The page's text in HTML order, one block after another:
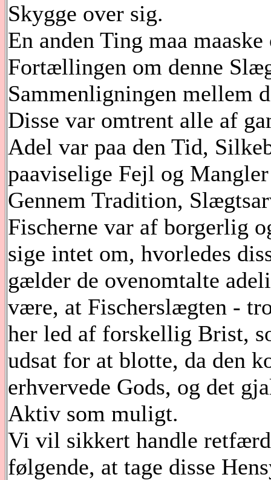
Skygge over sig.
En anden Ting maa
Fortællingen om denne
Sammenligningen mellem
Disse var omtrent alle af
Adel var paa den Tid,
paaviselige Fejl og
Gennem Tradition,
Fischerne var af borgerlig
sige intet om, hvorledes
gælder de ovenomtalte
være, at Fischerslægten -
her led af forskellig Brist,
udsat for at blotte, da den
erhvervede Gods, og det
Aktiv som muligt.
Vi vil sikkert handle
følgende, at tage disse